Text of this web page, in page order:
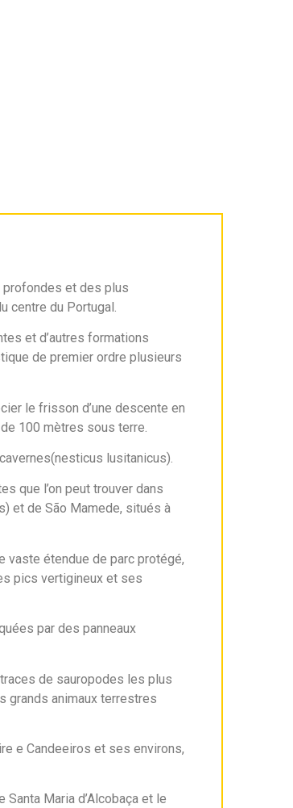
profondes et des plus
centre du Portugal.
et d’autres formations
de premier ordre plusieurs
le frisson d’une descente en
100 mètres sous terre.
lusitanicus).
que l’on peut trouver dans
et de São Mamede, situés à
vaste étendue de parc protégé,
pics vertigineux et ses
par des panneaux
de sauropodes les plus
grands animaux terrestres
e Candeeiros et ses environs,
Maria d’Alcobaça et le